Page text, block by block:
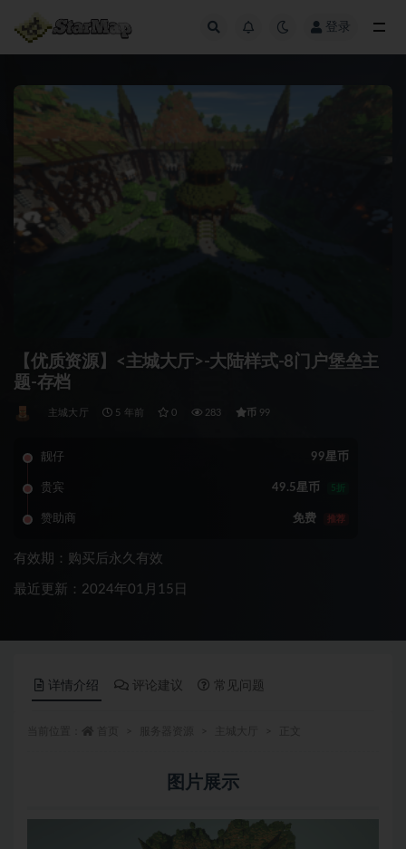
登录
【优质资源】<主城大厅>-大陆样式-8门户堡垒主
题-存档
主城大厅 5 年前 0 283 币 99
靓仔 99星币
贵宾 49.5星币 5折
赞助商 免费 推荐
有效期：购买后永久有效
最近更新：2024年01月15日
详情介绍 评论建议 常见问题
图片展示